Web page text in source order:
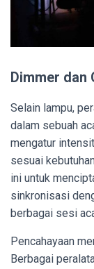
Dimmer dan
Selain lampu,
dalam sebuah
mengatur
sesuai
ini untuk
sinkronisasi
berbagai sesi
Pencahayaan
Berbagai